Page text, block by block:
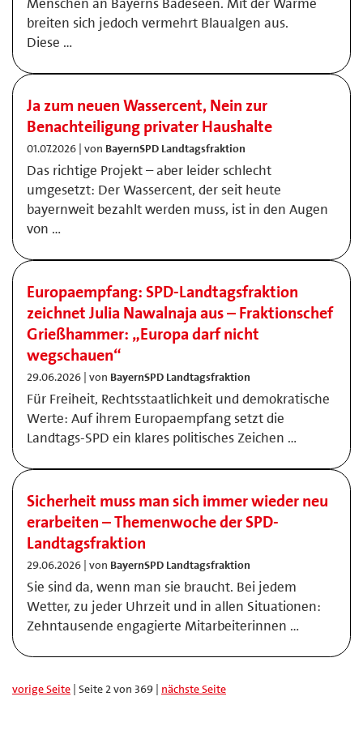
breiten sich jedoch vermehrt Blaualgen aus.
Diese …
Ja zum neuen Wassercent, Nein zur
Benachteiligung privater Haushalte
01.07.2026 | von BayernSPD Landtagsfraktion
Das richtige Projekt – aber leider schlecht
umgesetzt: Der Wassercent, der seit heute
bayernweit bezahlt werden muss, ist in den Augen
von …
Europaempfang: SPD-Landtagsfraktion
zeichnet Julia Nawalnaja aus – Fraktionschef
Grießhammer: „Europa darf nicht
wegschauen“
29.06.2026 | von BayernSPD Landtagsfraktion
Für Freiheit, Rechtsstaatlichkeit und demokratische
Werte: Auf ihrem Europaempfang setzt die
Landtags-SPD ein klares politisches Zeichen …
Sicherheit muss man sich immer wieder neu
erarbeiten – Themenwoche der SPD-
Landtagsfraktion
29.06.2026 | von BayernSPD Landtagsfraktion
Sie sind da, wenn man sie braucht. Bei jedem
Wetter, zu jeder Uhrzeit und in allen Situationen:
Zehntausende engagierte Mitarbeiterinnen …
vorige Seite | Seite 2 von 369 | nächste Seite